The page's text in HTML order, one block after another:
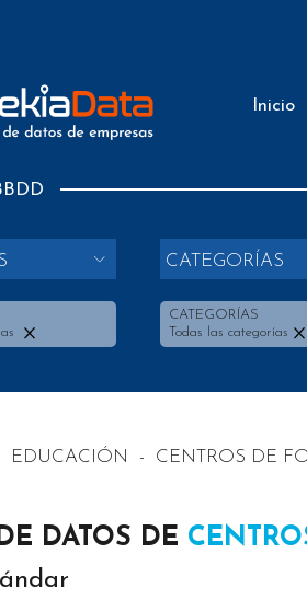
Inicio
CATEGORÍAS
CATEGORÍAS
Todas las categorías
EDUCACIÓN - CENTROS DE
DATOS DE